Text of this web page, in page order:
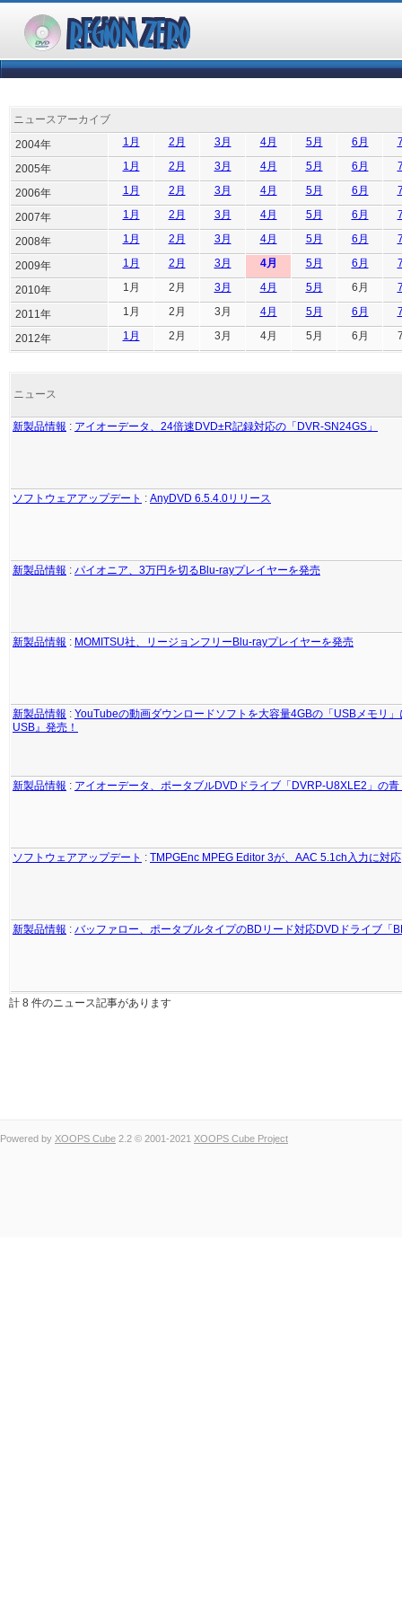
ニュースアーカイブ
2004年
1月 2月 3月 4月 5月 6月
2005年 1月 2月 3月 4月 5月 6月
2006年 1月 2月 3月 4月 5月 6月
2007年 1月 2月 3月 4月 5月 6月
2008年 1月 2月 3月 4月 5月 6月
2009年 1月 2月 3月 4月 5月 6月
2010年 1月 2月 3月 4月 5月 6月
2011年 1月 2月 3月 4月 5月 6月
2012年 1月 2月 3月 4月 5月 6月
ニュース
新製品情報 : アイオーデータ、24倍速DVD±R記録対応の「DVR-SN24GS」
ソフトウェアアップデート : AnyDVD 6.5.4.0リリース
新製品情報 : パイオニア、3万円を切るBlu-rayプレイヤーを発売
新製品情報 : MOMITSU社、リージョンフリーBlu-rayプレイヤーを発売
新製品情報 : YouTubeの動画ダウンロードソフトを大容量4GBの「USBメモリ
USB』発売！
新製品情報 : アイオーデータ、ポータブルDVDドライブ「DVRP-U8XLE2」の
ソフトウェアアップデート : TMPGEnc MPEG Editor 3が、AAC 5.1ch入力に対応
新製品情報 : バッファロー、ポータブルタイプのBDリード対応DVDドライブ「
計 8 件のニュース記事があります
Powered by XOOPS Cube 2.2 © 2001-2021 XOOPS Cube Project